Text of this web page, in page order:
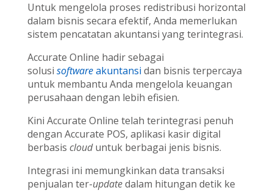
Untuk mengelola proses redistribusi horizontal
dalam bisnis secara efektif, Anda memerlukan
sistem pencatatan akuntansi yang terintegrasi.
Accurate Online hadir sebagai
solusi softwareakuntansi dan bisnis terpercaya
untuk membantu Anda mengelola keuangan
perusahaan dengan lebih efisien.
Kini Accurate Online telah terintegrasi penuh
dengan Accurate POS, aplikasi kasir digital
berbasis clouduntuk berbagai jenis bisnis.
Integrasi ini memungkinkan data transaksi
penjualan ter-updatedalam hitungan detik ke